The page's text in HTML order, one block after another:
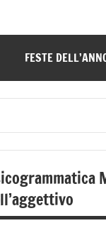
FESTE